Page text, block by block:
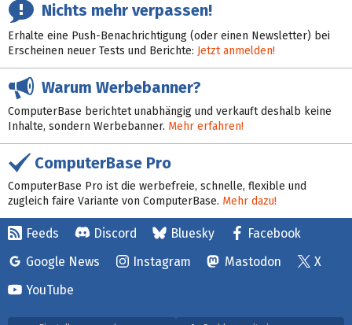
Nichts mehr verpassen!
Erhalte eine Push-Benachrichtigung (oder einen Newsletter) bei
Erscheinen neuer Tests und Berichte: Jetzt anmelden!
Warum Werbebanner?
ComputerBase berichtet unabhängig und verkauft deshalb keine
Inhalte, sondern Werbebanner. Mehr erfahren!
ComputerBase Pro
ComputerBase Pro ist die werbefreie, schnelle, flexible und
zugleich faire Variante von ComputerBase. Mehr dazu!
Feeds Discord Bluesky
Facebook
Google News
Instagram Mastodon
X
YouTube